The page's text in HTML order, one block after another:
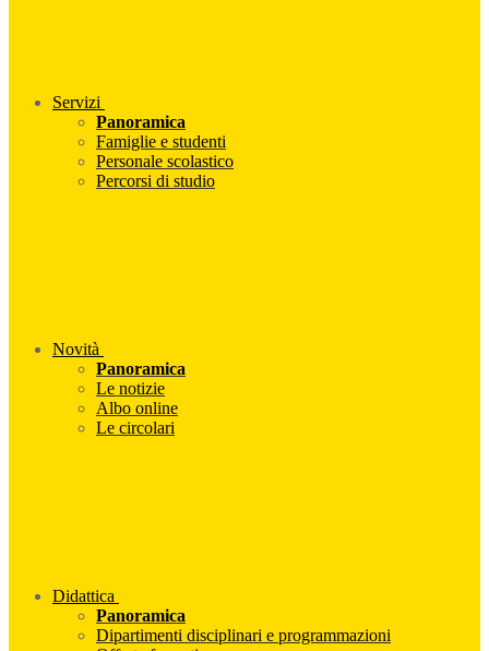
Servizi
Panoramica
Famiglie e studenti
Personale scolastico
Percorsi di studio
Novità
Panoramica
Le notizie
Albo online
Le circolari
Didattica
Panoramica
Dipartimenti disciplinari e programmazioni